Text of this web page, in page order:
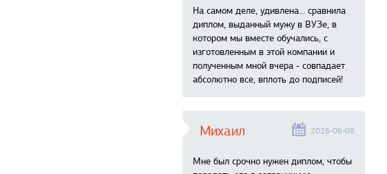
На самом деле, удивлена… сравнила
диплом, выданный мужу в ВУЗе, в
котором мы вместе обучались, с
изготовленным в этой компании и
полученным мной вчера - совпадает
абсолютно все, вплоть до подписей!
Михаил 2026-06-08
Мне был срочно нужен диплом, чтобы